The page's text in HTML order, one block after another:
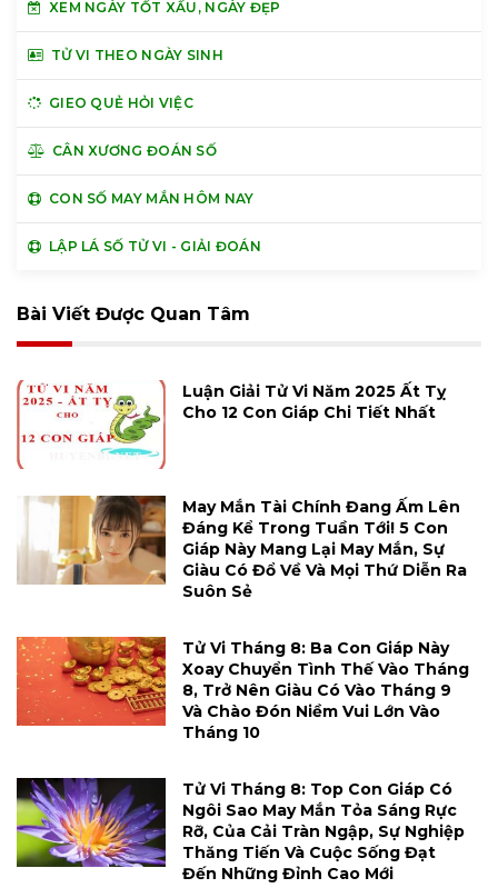
XEM NGÀY TỐT XẤU, NGÀY ĐẸP
TỬ VI THEO NGÀY SINH
GIEO QUẺ HỎI VIỆC
CÂN XƯƠNG ĐOÁN SỐ
CON SỐ MAY MẮN HÔM NAY
LẬP LÁ SỐ TỬ VI - GIẢI ĐOÁN
Bài Viết Được Quan Tâm
Luận Giải Tử Vi Năm 2025 Ất Tỵ
Cho 12 Con Giáp Chi Tiết Nhất
May Mắn Tài Chính Đang Ấm Lên
Đáng Kể Trong Tuần Tới! 5 Con
Giáp Này Mang Lại May Mắn, Sự
Giàu Có Đổ Về Và Mọi Thứ Diễn Ra
Suôn Sẻ
Tử Vi Tháng 8: Ba Con Giáp Này
Xoay Chuyển Tình Thế Vào Tháng
8, Trở Nên Giàu Có Vào Tháng 9
Và Chào Đón Niềm Vui Lớn Vào
Tháng 10
Tử Vi Tháng 8: Top Con Giáp Có
Ngôi Sao May Mắn Tỏa Sáng Rực
Rỡ, Của Cải Tràn Ngập, Sự Nghiệp
Thăng Tiến Và Cuộc Sống Đạt
Đến Những Đỉnh Cao Mới